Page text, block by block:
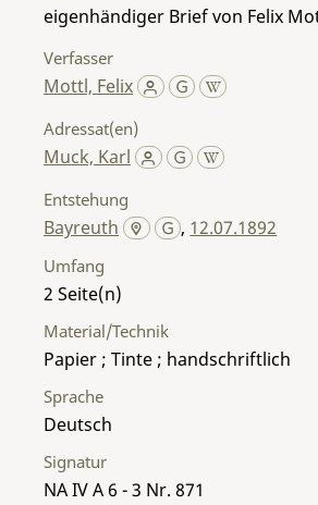
eigenhändiger Brief von Felix
Verfasser
Mottl, Felix
Adressat(en)
Muck, Karl
Entstehung
Bayreuth , 12.07.1892
Umfang
2
Material/Technik
Papier ; Tinte ; handschriftlich
Sprache
Deutsch
Signatur
NA IV A 6 - 3 Nr. 871